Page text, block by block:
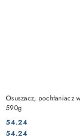
Osuszacz, pochłaniacz
590g
Cena:
54.24
Cena:
54.24